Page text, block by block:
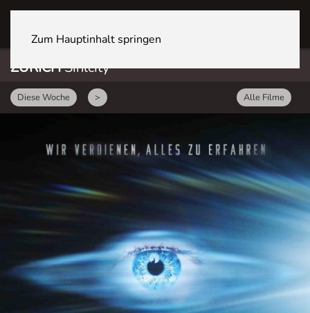
Zum Hauptinhalt springen
ZÜRICHSihlcity
Diese Woche > Alle Filme